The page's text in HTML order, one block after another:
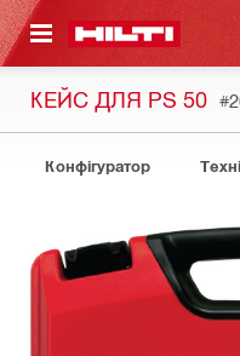
ЗМІСТУ
КЕЙС ДЛЯ PS 50
Конфігуратор